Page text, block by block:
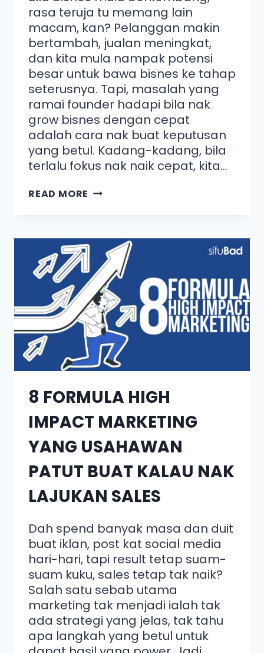
rasa teruja tu memang lain
macam, kan? Pelanggan makin
bertambah, jualan meningkat,
dan kita mula nampak potensi
besar untuk bawa bisnes ke tahap
seterusnya. Tapi, masalah yang
ramai founder hadapi bila nak
grow bisnes dengan cepat
adalah cara nak buat keputusan
yang betul. Kadang-kadang, bila
terlalu fokus nak naik cepat, kita…
READ MORE
8 FORMULA HIGH
IMPACT MARKETING
YANG USAHAWAN
PATUT BUAT KALAU NAK
LAJUKAN SALES
Dah spend banyak masa dan duit
buat iklan, post kat social media
hari-hari, tapi result tetap suam-
suam kuku, sales tetap tak naik?
Salah satu sebab utama
marketing tak menjadi ialah tak
ada strategi yang jelas, tak tahu
apa langkah yang betul untuk